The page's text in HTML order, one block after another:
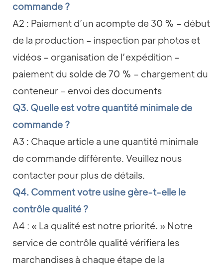
commande ?
A2 : Paiement d’un acompte de 30 % – début
de la production – inspection par photos et
vidéos – organisation de l’expédition –
paiement du solde de 70 % – chargement du
conteneur – envoi des documents
Q3. Quelle est votre quantité minimale de
commande ?
A3 : Chaque article a une quantité minimale
de commande différente. Veuillez nous
contacter pour plus de détails.
Q4. Comment votre usine gère-t-elle le
contrôle qualité ?
A4 : « La qualité est notre priorité. » Notre
service de contrôle qualité vérifiera les
marchandises à chaque étape de la